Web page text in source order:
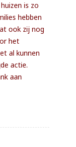
is zo
hebben
ook zij nog
het
al kunnen
actie.
aan